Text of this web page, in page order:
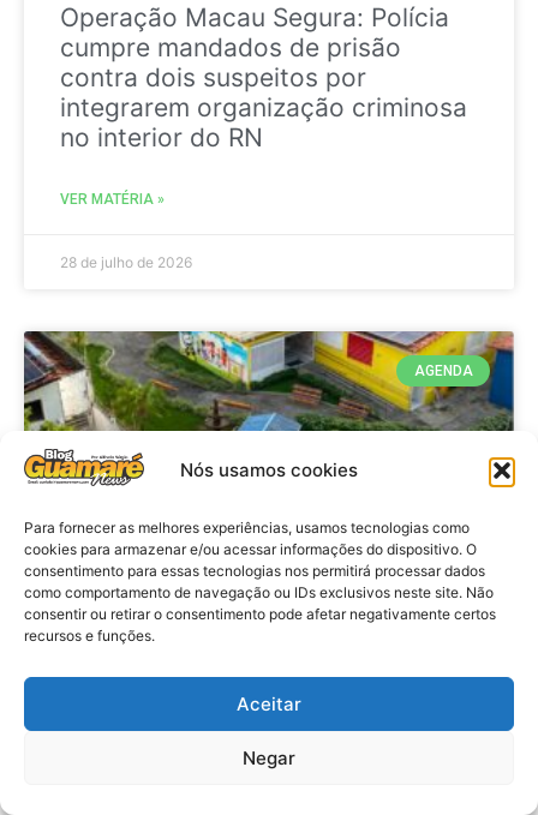
Nós usamos cookies
Para fornecer as melhores experiências, usamos tecnologias como
cookies para armazenar e/ou acessar informações do dispositivo. O
consentimento para essas tecnologias nos permitirá processar dados
como comportamento de navegação ou IDs exclusivos neste site. Não
consentir ou retirar o consentimento pode afetar negativamente certos
recursos e funções.
Aceitar
Negar
Operação Macau Segura: Polícia
cumpre mandados de prisão
contra dois suspeitos por
integrarem organização criminosa
no interior do RN
VER MATÉRIA »
28 de julho de 2026
AGENDA
Agenda: 10ª Mostra Pedagógica
da Casa Durval Paiva acontecerá
nesta quarta-feira (29)